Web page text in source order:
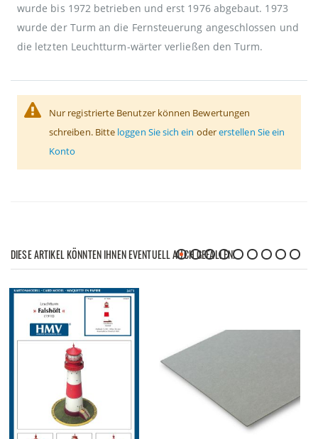
wurde bis 1972 betrieben und erst 1976 abgebaut. 1973
wurde der Turm an die Fernsteuerung angeschlossen und
die letzten Leuchtturm-wärter verließen den Turm.
Nur registrierte Benutzer können Bewertungen
schreiben. Bitte loggen Sie sich ein odererstellen Sie ein
Konto
DIESE ARTIKEL KÖNNTEN IHNEN EVENTUELL AUCH GEFALLEN!